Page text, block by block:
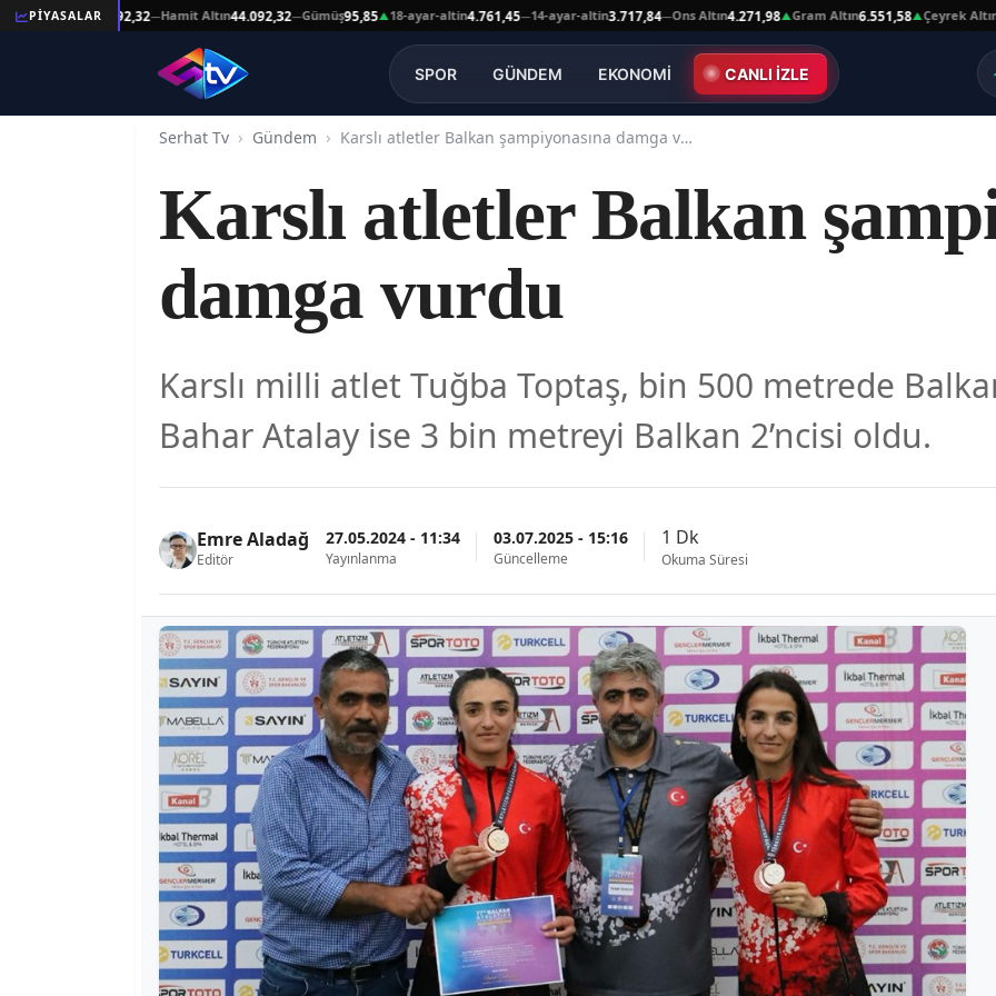
PİYASALAR
Altın44.092,32 Hamit Altın44.092,32—Gümüş95,85▲18-ayar-altin4.761,45—14-ayar-altin3.717,84—Ons Altın4.271,98▲Gram Altın6.551,58▲Çeyrek Altın
SPOR GÜNDEM EKONOMİ CANLI İZLE
Serhat Tv Gündem Karslı atletler Balkan şampiyonasına damga vurdu
Karslı atletler Balkan
damga vurdu
Karslı milli atlet Tuğba Toptaş, bin 500 metrede
Bahar Atalay ise 3 bin metreyi Balkan 2’ncisi oldu.
Emre Aladağ
Editör
27.05.2024 - 11:34
Yayınlanma
03.07.2025 - 15:16
Güncelleme
1 Dk
Okuma Süresi